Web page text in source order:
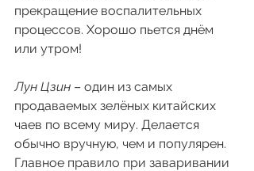
прекращение воспалительных
процессов. Хорошо пьется днём
или утром!
Лун Цзин – один из самых
продаваемых зелёных китайских
чаев по всему миру. Делается
обычно вручную, чем и популярен.
Главное правило при заваривании